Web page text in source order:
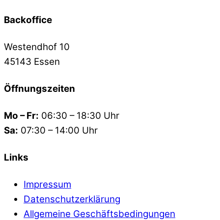
Backoffice
Westendhof 10
45143 Essen
Öffnungszeiten
Mo – Fr: 06:30 – 18:30 Uhr
Sa: 07:30 – 14:00 Uhr
Links
Impressum
Datenschutzerklärung
Allgemeine Geschäftsbedingungen